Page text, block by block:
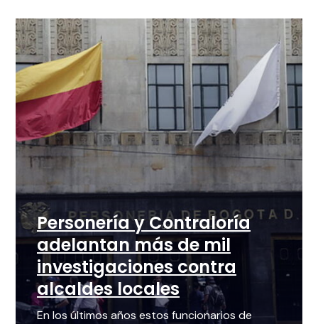
Personería y Contraloría
adelantan más de mil
investigaciones contra
alcaldes locales
En los últimos años estos funcionarios de